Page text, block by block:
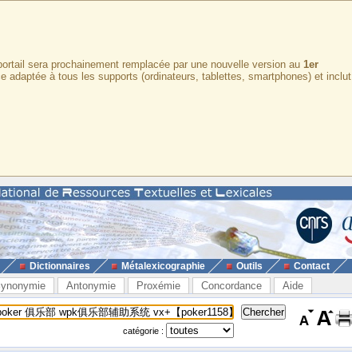
sera prochainement remplacée par une nouvelle version au 1er
adaptée à tous les supports (ordinateurs, tablettes, smartphones) et inclut
Dictionnaires Métalexicographie Outils Contact
Antonymie Proxémie Concordance Aide
catégorie :